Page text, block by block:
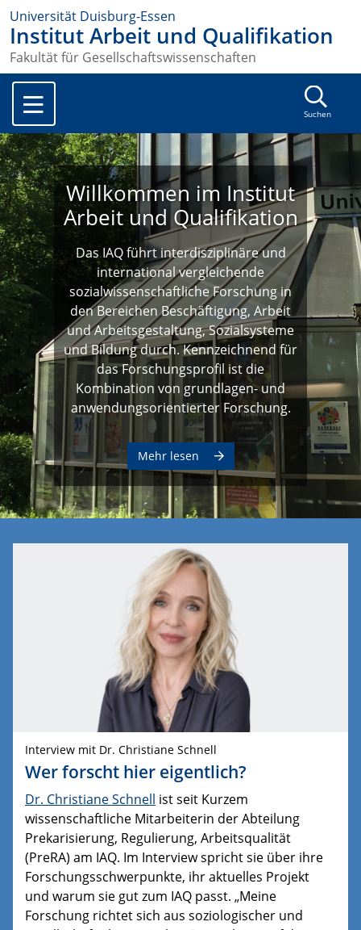
Universität Duisburg-Essen
Institut Arbeit und Qualifikation
Fakultät für Gesellschaftswissenschaften
Suchen
Willkommen im Institut
Arbeit und Qualifikation
Das IAQ führt interdisziplinäre und
international vergleichende
sozialwissenschaftliche Forschung in
den Bereichen Beschäftigung, Arbeit
und Arbeitsgestaltung, Sozialsysteme
und Bildung durch. Kennzeichnend für
das Forschungsprofil ist die
Kombination von grundlagen- und
anwendungsorientierter Forschung.
Mehr lesen
Interview mit Dr. Christiane Schnell
Wer forscht hier eigentlich?
Dr. Christiane Schnell ist seit Kurzem
wissenschaftliche Mitarbeiterin der Abteilung
Prekarisierung, Regulierung, Arbeitsqualität
(PreRA) am IAQ. Im Interview spricht sie über ihre
Forschungsschwerpunkte, ihr aktuelles Projekt
und warum sie gut zum IAQ passt. „Meine
Forschung richtet sich aus soziologischer und